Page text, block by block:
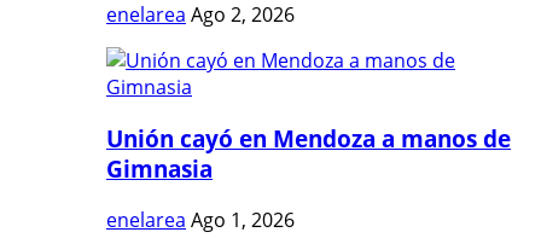
enelarea Ago 2, 2026
Unión cayó en Mendoza a manos de
Gimnasia
enelarea Ago 1, 2026